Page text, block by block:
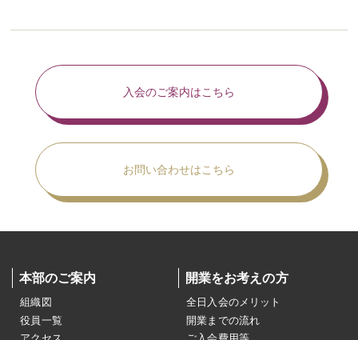
入会のご案内はこちら
お問い合わせはこちら
本部のご案内
組織図
役員一覧
開業をお考えの方
全日入会のメリット
開業までの流れ